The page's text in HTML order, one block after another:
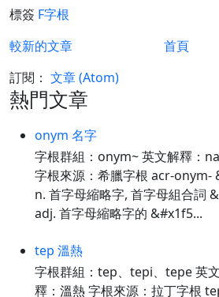
標簽 F字根
較新的文章
首頁
訂閱： 文章 (Atom)
熱門文章
onym 名字
字根群組：onym~ 英文解釋：
字根來源：希臘字根 acr-
n. 首字母縮略字, 首字母組合詞
adj. 首字母縮略字的 &#x1f5...
tep 溫熱
字根群組：tep、tepi、tepe 英
釋：溫熱 字根來源：拉丁字根